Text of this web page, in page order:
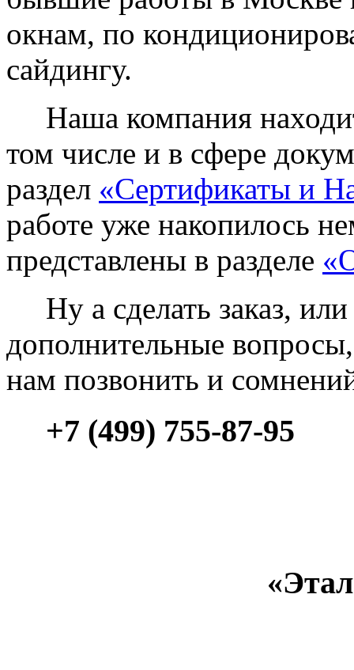
окнам, по
сайдингу.
Наша компания
том числе и в сфере
раздел «Сертификаты и
работе уже накопилось
представлены в разделе
Ну а сделать заказ, или
дополнительные вопросы,
нам позвонить и
+7 (499) 755-87-95